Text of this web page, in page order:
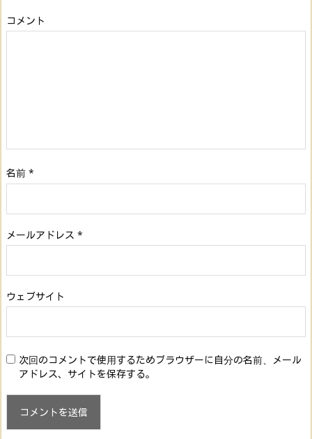
コメント
名前 *
メールアドレス *
ウェブサイト
次回のコメントで使用するためブラウザーに自分の名前、メール
アドレス、サイトを保存する。